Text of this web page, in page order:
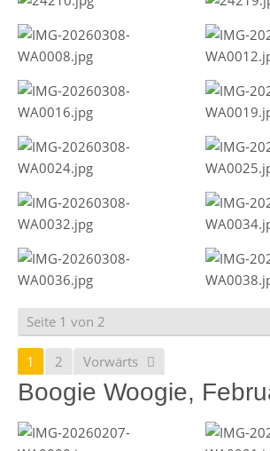
Seite 1 von 2
1 2 Vorwärts
Boogie Woogie,